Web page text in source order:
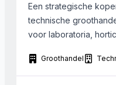
naar bedrijven […]
Een strategische
technische
voor laboratoria,
tot circa EUR
Nederland/Belgie/
Groothandel